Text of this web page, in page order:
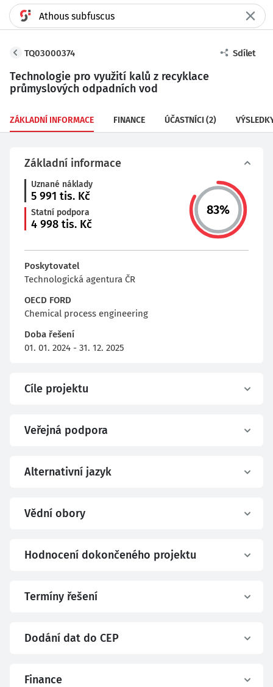
TQ03000374 Sdílet
Technologie pro využití kalů z recyklace
průmyslových odpadních vod
ZÁKLADNÍ INFORMACE FINANCE ÚČASTNÍCI (2)
Základní informace
Uznané náklady
5 991 tis. Kč
Statní podpora
4 998 tis. Kč
83%
Poskytovatel
Technologická agentura ČR
OECD FORD
Chemical process engineering
Doba řešení
01. 01. 2024 - 31. 12. 2025
Cíle projektu
Veřejná podpora
Alternativní jazyk
Vědní obory
Hodnocení dokončeného projektu
Termíny řešení
Dodání dat do CEP
Finance